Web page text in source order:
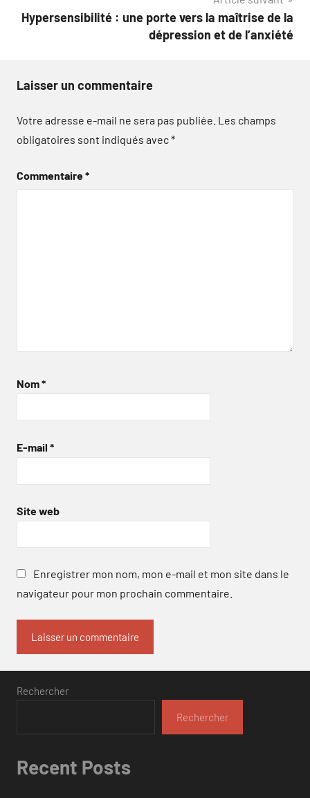
Hypersensibilité : une porte vers la maîtrise de la
dépression et de l’anxiété
Laisser un commentaire
Votre adresse e-mail ne sera pas publiée. Les champs
obligatoires sont indiqués avec*
Commentaire*
Nom*
E-mail *
Site web
Enregistrer mon nom, mon e-mail et mon site dans le
navigateur pour mon prochain commentaire.
Rechercher
Rechercher
Recent Posts